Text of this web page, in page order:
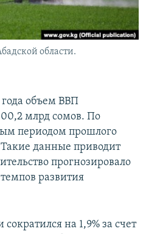
области.
объем ВВП
млрд сомов. По
периодом прошлого
Такие данные приводит
прогнозировало
развития
на 1,9% за счет